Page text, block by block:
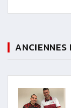
ANCIENNES